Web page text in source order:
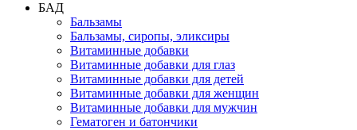
БАД
Бальзамы
Бальзамы, сиропы, эликсиры
Витаминные добавки
Витаминные добавки для глаз
Витаминные добавки для детей
Витаминные добавки для женщин
Витаминные добавки для мужчин
Гематоген и батончики